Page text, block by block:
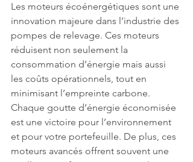
Les moteurs écoénergétiques sont une
innovation majeure dans l’industrie des
pompes de relevage. Ces moteurs
réduisent non seulement la
consommation d’énergie mais aussi
les coûts opérationnels, tout en
minimisant l’empreinte carbone.
Chaque goutte d’énergie économisée
est une victoire pour l’environnement
et pour votre portefeuille. De plus, ces
moteurs avancés offrent souvent une